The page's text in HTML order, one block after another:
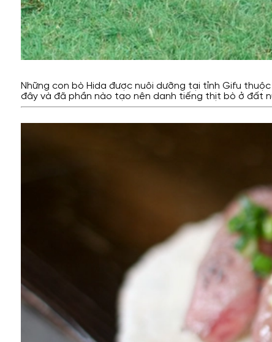
Những con bò Hida được nuôi dưỡng tại tỉnh Gifu
đây và đã phần nào tạo nên danh tiếng thịt bò ở đất